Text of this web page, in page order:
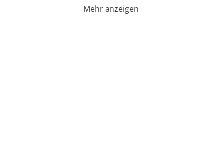
Mehr anzeigen